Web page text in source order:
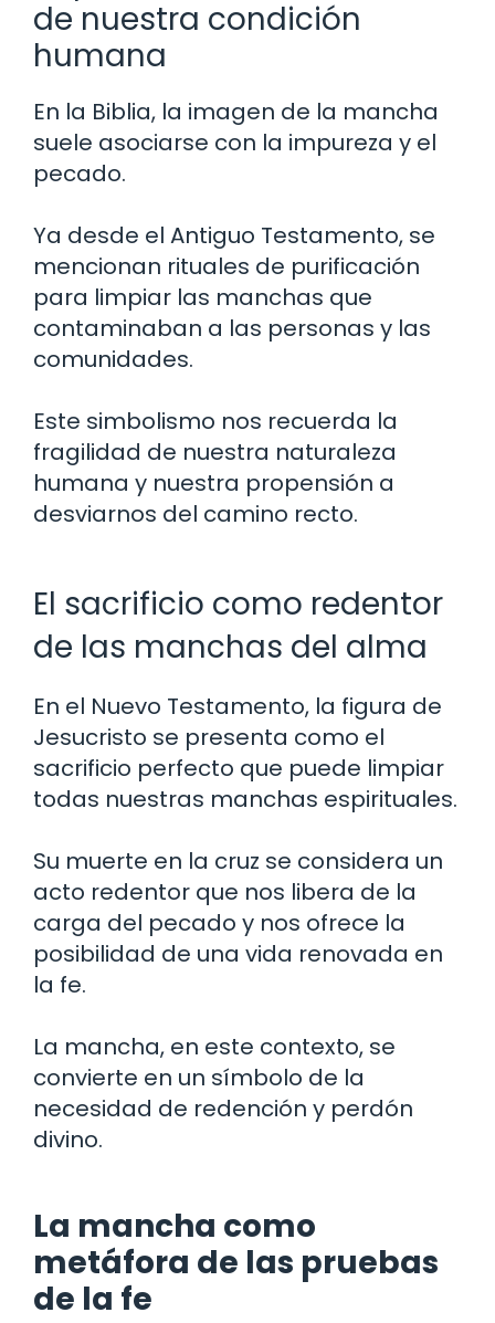
de nuestra condición
humana
En la Biblia, la imagen de la mancha
suele asociarse con la impureza y el
pecado.
Ya desde el Antiguo Testamento, se
mencionan rituales de purificación
para limpiar las manchas que
contaminaban a las personas y las
comunidades.
Este simbolismo nos recuerda la
fragilidad de nuestra naturaleza
humana y nuestra propensión a
desviarnos del camino recto.
El sacrificio como redentor
de las manchas del alma
En el Nuevo Testamento, la figura de
Jesucristo se presenta como el
sacrificio perfecto que puede limpiar
todas nuestras manchas espirituales.
Su muerte en la cruz se considera un
acto redentor que nos libera de la
carga del pecado y nos ofrece la
posibilidad de una vida renovada en
la fe.
La mancha, en este contexto, se
convierte en un símbolo de la
necesidad de redención y perdón
divino.
La mancha como
metáfora de las pruebas
de la fe